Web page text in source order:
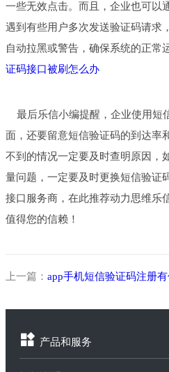
一些无效点击。而且，企业也可以
遇到有些用户多次发送验证码请求
自动拉黑或警告，确保系统的正常
证码接口被刷怎么办
最后乐信小编提醒，企业使用短
面，还要留意短信验证码的到达率
不到的情况一定要及时查明原因，
量问题，一定要及时更换短信验证
接口服务商，在此推荐动力思维乐
值得您的信赖！
上一篇： app手机短信验证码注册
产品和服务